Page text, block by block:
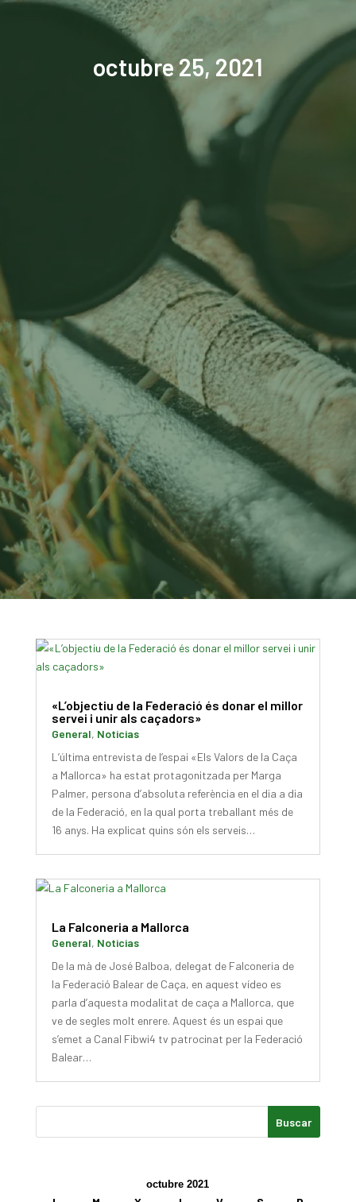
octubre 25, 2021
«L’objectiu de la Federació és donar el millor
servei i unir als caçadors»
General, Noticias
L’última entrevista de l’espai «Els Valors de la Caça
a Mallorca» ha estat protagonitzada per Marga
Palmer, persona d’absoluta referència en el dia a dia
de la Federació, en la qual porta treballant més de
16 anys. Ha explicat quins són els serveis…
La Falconeria a Mallorca
General, Noticias
De la mà de José Balboa, delegat de Falconeria de
la Federació Balear de Caça, en aquest vídeo es
parla d’aquesta modalitat de caça a Mallorca, que
ve de segles molt enrere. Aquest és un espai que
s’emet a Canal Fibwi4 tv patrocinat per la Federació
Balear…
octubre 2021